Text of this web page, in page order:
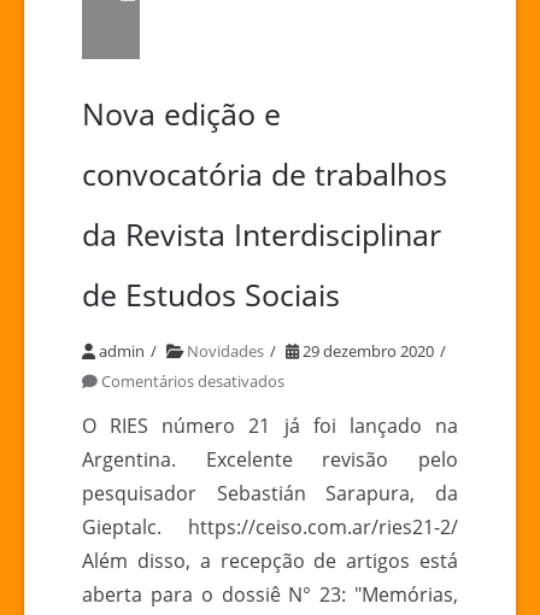
Nova edição e
convocatória de trabalhos
da Revista Interdisciplinar
de Estudos Sociais
admin Novidades
29 dezembro 2020
Comentários desativadosem
edição
e
convocatória
de
trabalhos
da
O RIES número 21 já foi lançado na
Argentina. Excelente revisão pelo
pesquisador Sebastián Sarapura, da
Gieptalc. https://ceiso.com.ar/ries21-2/
Além disso, a recepção de artigos está
aberta para o dossiê N° 23: "Memórias,